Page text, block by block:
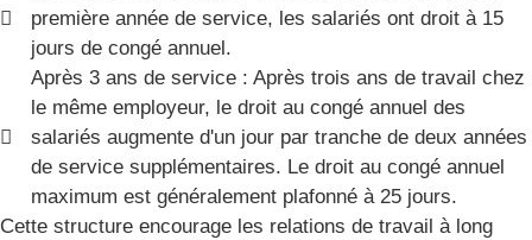
première année de service, les salariés ont droit à 15
jours de congé annuel.
Après 3 ans de service : Après trois ans de travail chez
le même employeur, le droit au congé annuel des
salariés augmente d'un jour par tranche de deux années
de service supplémentaires. Le droit au congé annuel
maximum est généralement plafonné à 25 jours.
Cette structure encourage les relations de travail à long